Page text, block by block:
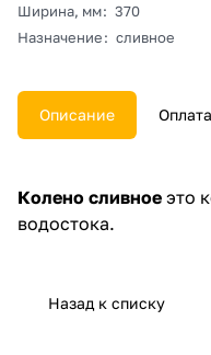
Ширина, мм: 370
Назначение: сливное
Описание Оплата
Колено сливное это
водостока.
Назад к списку